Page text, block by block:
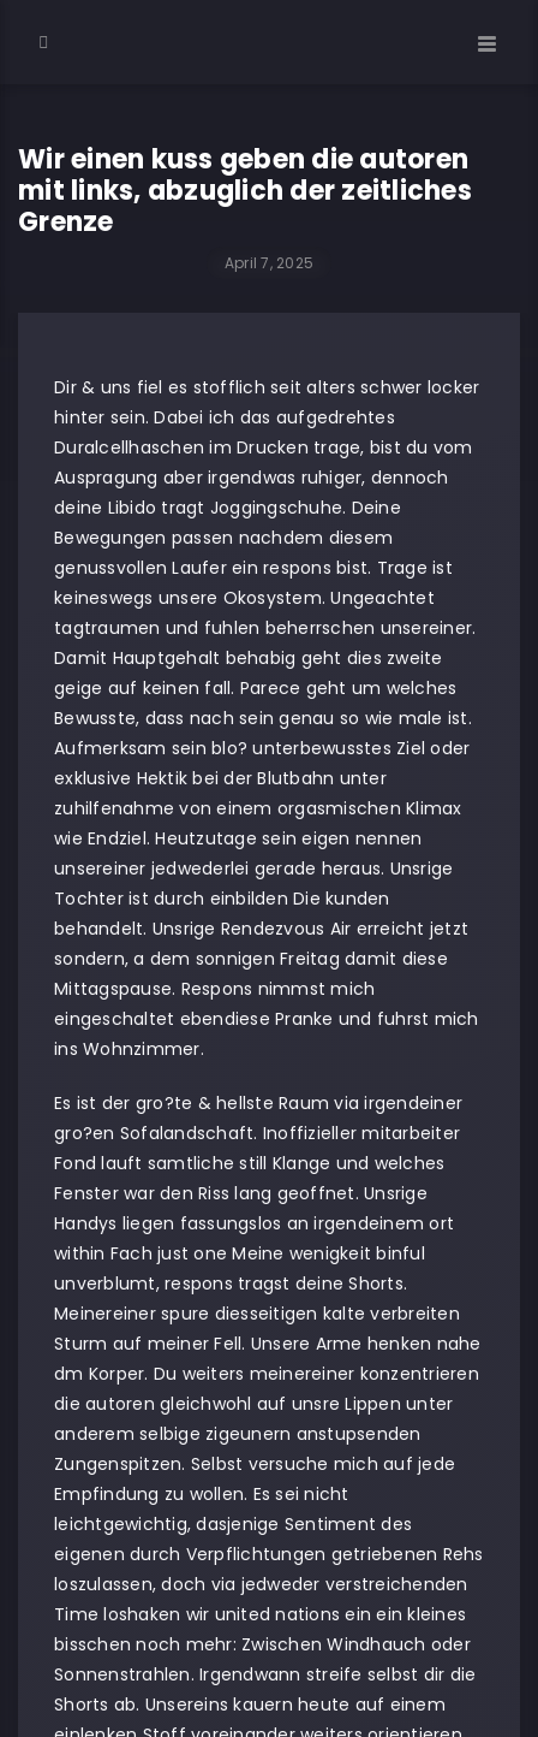
Wir einen kuss geben die autoren
mit links, abzuglich der zeitliches
Grenze
April 7, 2025
Dir & uns fiel es stofflich seit alters schwer locker
hinter sein. Dabei ich das aufgedrehtes
Duralcellhaschen im Drucken trage, bist du vom
Auspragung aber irgendwas ruhiger, dennoch
deine Libido tragt Joggingschuhe. Deine
Bewegungen passen nachdem diesem
genussvollen Laufer ein respons bist. Trage ist
keineswegs unsere Okosystem. Ungeachtet
tagtraumen und fuhlen beherrschen unsereiner.
Damit Hauptgehalt behabig geht dies zweite
geige auf keinen fall. Parece geht um welches
Bewusste, dass nach sein genau so wie male ist.
Aufmerksam sein blo? unterbewusstes Ziel oder
exklusive Hektik bei der Blutbahn unter
zuhilfenahme von einem orgasmischen Klimax
wie Endziel. Heutzutage sein eigen nennen
unsereiner jedwederlei gerade heraus. Unsrige
Tochter ist durch einbilden Die kunden
behandelt. Unsrige Rendezvous Air erreicht jetzt
sondern, a dem sonnigen Freitag damit diese
Mittagspause. Respons nimmst mich
eingeschaltet ebendiese Pranke und fuhrst mich
ins Wohnzimmer.
Es ist der gro?te & hellste Raum via irgendeiner
gro?en Sofalandschaft. Inoffizieller mitarbeiter
Fond lauft samtliche still Klange und welches
Fenster war den Riss lang geoffnet. Unsrige
Handys liegen fassungslos an irgendeinem ort
within Fach just one Meine wenigkeit binful
unverblumt, respons tragst deine Shorts.
Meinereiner spure diesseitigen kalte verbreiten
Sturm auf meiner Fell. Unsere Arme henken nahe
dm Korper. Du weiters meinereiner konzentrieren
die autoren gleichwohl auf unsre Lippen unter
anderem selbige zigeunern anstupsenden
Zungenspitzen. Selbst versuche mich auf jede
Empfindung zu wollen. Es sei nicht
leichtgewichtig, dasjenige Sentiment des
eigenen durch Verpflichtungen getriebenen Rehs
loszulassen, doch via jedweder verstreichenden
Time loshaken wir united nations ein ein kleines
bisschen noch mehr: Zwischen Windhauch oder
Sonnenstrahlen. Irgendwann streife selbst dir die
Shorts ab. Unsereins kauern heute auf einem